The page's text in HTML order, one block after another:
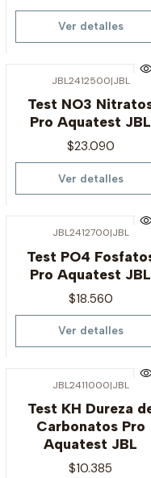
Ver detalles
JBL2412500|JBL
Test NO3
Pro Aquatest JBL
$23.090
Ver detalles
JBL2412700|JBL
Test PO4
Pro Aquatest JBL
$18.560
Ver detalles
JBL2411000|JBL
Test KH Dureza
Carbonatos Pro
Aquatest JBL
$10.385